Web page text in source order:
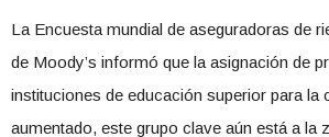
La Encuesta mundial de aseguradoras de
de Moody’s informó que la asignación de
instituciones de educación superior para la
aumentado, este grupo clave aún está a la